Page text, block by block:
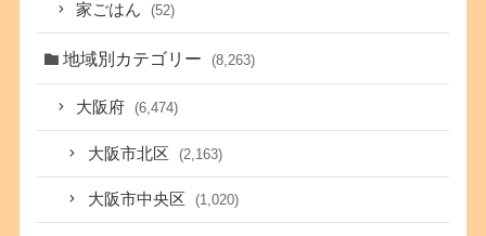
家ごはん (52)
地域別カテゴリー (8,263)
大阪府 (6,474)
大阪市北区 (2,163)
大阪市中央区 (1,020)